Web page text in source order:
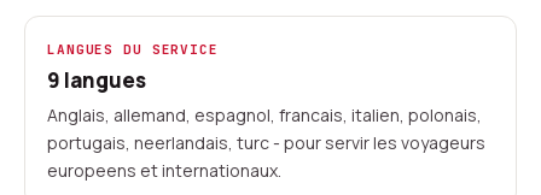
LANGUES DU SERVICE
9 langues
Anglais, allemand, espagnol, francais, italien, polonais,
portugais, neerlandais, turc - pour servir les voyageurs
europeens et internationaux.